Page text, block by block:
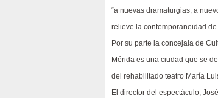
“a nuevas dramaturgias, a
relieve la contemporaneidad
Por su parte la concejala de
Mérida es una ciudad que se
del rehabilitado teatro María
El director del espectáculo,